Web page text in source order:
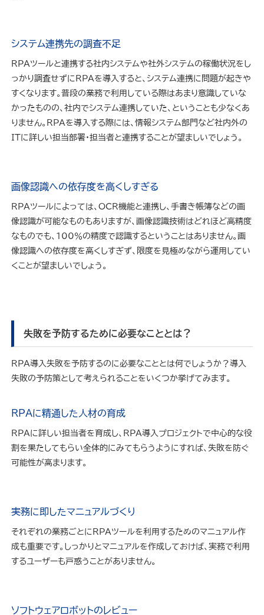
システム連携先の調査不足
RPAツールと連携する社内システムや社外システムの稼働状況をし
っかり調査せずにRPAを導入すると、システム連携に問題が起きや
すくなります。普段の業務で利用している際はあまり意識していな
かったものの、社内でシステム連携していた、ということも少なくあ
りません。RPAを導入する際には、情報システム部門など社内外の
ITに詳しい担当部署・担当者と連携することが望ましいでしょう。
画像認識への依存度を高くしすぎる
RPAツールによっては、OCR機能と連携し、手書き帳簿などの画
像認識が可能なものもありますが、画像認識技術はどれほど高精度
なものでも、100％の精度で認識するということはありません。画
像認識への依存度を高くしすぎず、限度を見極めながら運用してい
くことが望ましいでしょう。
失敗を予防するために必要なこととは？
RPA導入失敗を予防するのに必要なこととは何でしょうか？導入
失敗の予防策として考えられることをいくつか挙げてみます。
RPAに精通した人材の育成
RPAに詳しい担当者を育成し、RPA導入プロジェクトで中心的な役
割を果たしてもらい全体的にみてもらうようにすれば、失敗を防ぐ
可能性が高まります。
実務に即したマニュアルづくり
それぞれの業務ごとにRPAツールを利用するためのマニュアル作
成も重要です。しっかりとマニュアルを作成しておけば、実務で利用
するユーザーも戸惑うことがありません。
ソフトウェアロボットのレビュー